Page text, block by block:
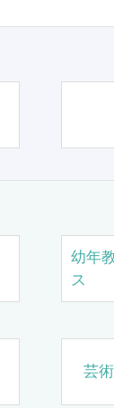
幼年
ス
芸